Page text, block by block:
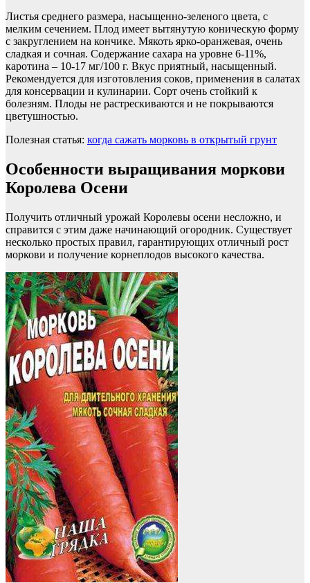
Листья среднего размера, насыщенно-зеленого цвета, с
мелким сечением. Плод имеет вытянутую коническую форму
с закруглением на кончике. Мякоть ярко-оранжевая, очень
сладкая и сочная. Содержание сахара на уровне 6-11%,
каротина – 10-17 мг/100 г. Вкус приятный, насыщенный.
Рекомендуется для изготовления соков, применения в салатах
для консервации и кулинарии. Сорт очень стойкий к
болезням. Плоды не растрескиваются и не покрываются
цветушностью.
Полезная статья: когда сажать морковь в открытый грунт
Особенности выращивания моркови
Королева Осени
Получить отличный урожай Королевы осени несложно, и
справится с этим даже начинающий огородник. Существует
несколько простых правил, гарантирующих отличный рост
моркови и получение корнеплодов высокого качества.